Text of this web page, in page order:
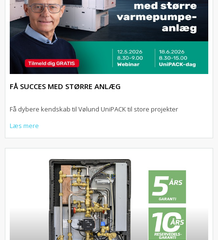
FÅ SUCCES MED STØRRE ANLÆG
Få dybere kendskab til Vølund UniPACK til store projekter
Læs mere